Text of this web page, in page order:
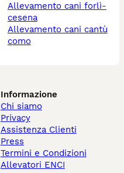
allevamento cani forlì-
cesena
allevamento cani cantù
como
Informazione
Chi siamo
Privacy
Assistenza Clienti
Press
Termini e Condizioni
Allevatori ENCI